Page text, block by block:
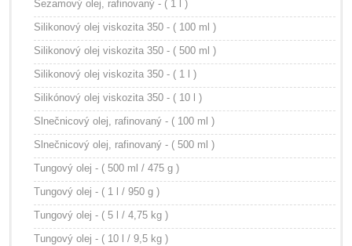
Sezamový olej, rafinovaný - ( 1 l )
Silikonový olej viskozita 350 - ( 100 ml )
Silikonový olej viskozita 350 - ( 500 ml )
Silikonový olej viskozita 350 - ( 1 l )
Silikónový olej viskozita 350 - ( 10 l )
Slnečnicový olej, rafinovaný - ( 100 ml )
Slnečnicový olej, rafinovaný - ( 500 ml )
Tungový olej - ( 500 ml / 475 g )
Tungový olej - ( 1 l / 950 g )
Tungový olej - ( 5 l / 4,75 kg )
Tungový olej - ( 10 l / 9,5 kg )